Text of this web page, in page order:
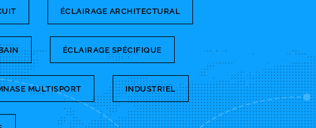
ÉCLAIRAGE ARCHITECTURAL
ÉCLAIRAGE SPÉCIFIQUE
MULTISPORT INDUSTRIEL